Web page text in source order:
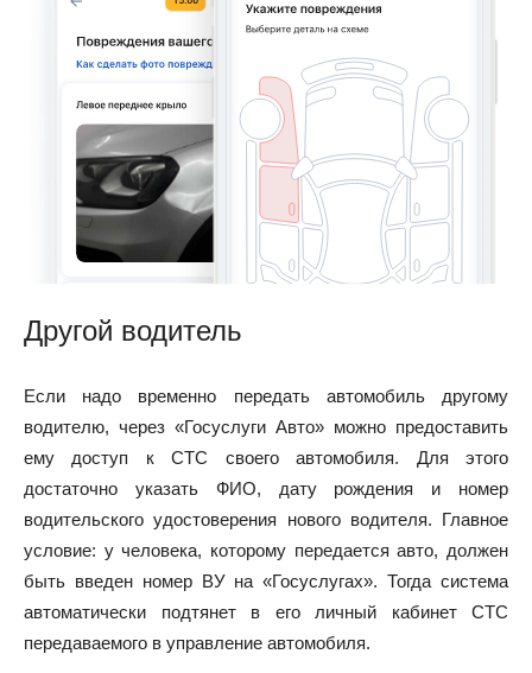
Другой водитель
Если надо временно передать автомобиль другому
водителю, через «Госуслуги Авто» можно предоставить
ему доступ к СТС своего автомобиля. Для этого
достаточно указать ФИО, дату рождения и номер
водительского удостоверения нового водителя. Главное
условие: у человека, которому передается авто, должен
быть введен номер ВУ на «Госуслугах». Тогда система
автоматически подтянет в его личный кабинет СТС
передаваемого в управление автомобиля.